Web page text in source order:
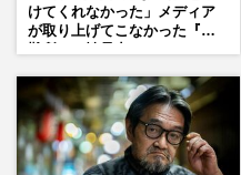
けてくれなかった」メディア
が取り上げてこなかった『避